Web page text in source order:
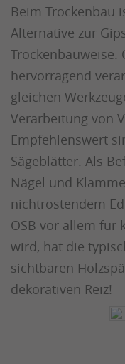
Beim Trockenbau
Alternative zur
Trockenbauweise.
hervorragend
gleichen
Verarbeitung von
Empfehlenswert
Sägeblätter. Als
Nägel und
nichtrostendem
OSB vor allem für
wird, hat die
sichtbaren
dekorativen Reiz!